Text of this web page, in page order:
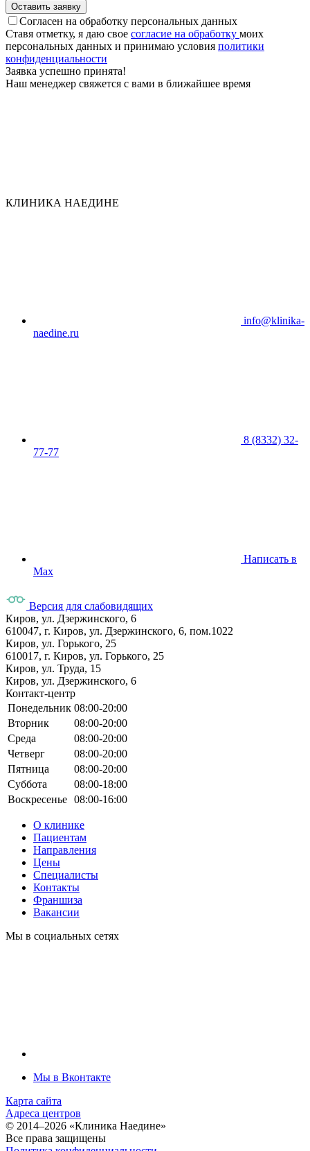
Оставить заявку
Согласен на обработку персональных данных
Ставя отметку, я даю свое согласие на обработку моих
персональных данных и принимаю условия политики
конфиден­циальности
Заявка успешно принята!
Наш менеджер свяжется с вами в ближайшее время
КЛИНИКА НАЕДИНЕ
info@klinika-
naedine.ru
8 (8332) 32-
77-77
Написать в
Max
Версия для слабовидящих
Киров, ул. Дзержинского, 6
610047, г. Киров, ул. Дзержинского, 6, пом.1022
Киров, ул. Горького, 25
610017, г. Киров, ул. Горького, 25
Киров, ул. Труда, 15
Киров, ул. Дзержинского, 6
Контакт-центр
Понедельник 08:00-20:00
Вторник
08:00-20:00
Среда
08:00-20:00
Четверг
08:00-20:00
Пятница
08:00-20:00
Суббота
08:00-18:00
Воскресенье 08:00-16:00
О клинике
Пациентам
Направления
Цены
Специалисты
Контакты
Франшиза
Вакансии
Мы в социальных сетях
Мы в Вконтакте
Карта сайта
Адреса центров
© 2014–2026 «Клиника Наедине»
Все права защищены